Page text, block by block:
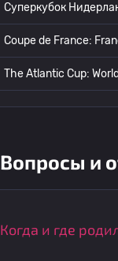
Суперкубок
Coupe de France:
The Atlantic Cup: World
Вопросы и
Когда и где